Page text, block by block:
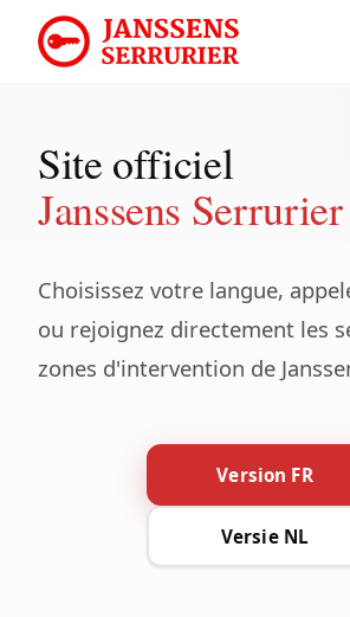
Site officiel
Janssens Serrurier
Choisissez votre langue,
ou rejoignez directement les
zones d'intervention de
Version FR
Versie NL